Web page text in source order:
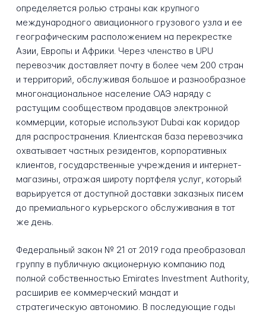
определяется ролью страны как крупного
международного авиационного грузового узла и ее
географическим расположением на перекрестке
Азии, Европы и Африки. Через членство в UPU
перевозчик доставляет почту в более чем 200 стран
и территорий, обслуживая большое и разнообразное
многонациональное население ОАЭ наряду с
растущим сообществом продавцов электронной
коммерции, которые используют Dubai как коридор
для распространения. Клиентская база перевозчика
охватывает частных резидентов, корпоративных
клиентов, государственные учреждения и интернет-
магазины, отражая широту портфеля услуг, который
варьируется от доступной доставки заказных писем
до премиального курьерского обслуживания в тот
же день.
Федеральный закон № 21 от 2019 года преобразовал
группу в публичную акционерную компанию под
полной собственностью Emirates Investment Authority,
расширив ее коммерческий мандат и
стратегическую автономию. В последующие годы